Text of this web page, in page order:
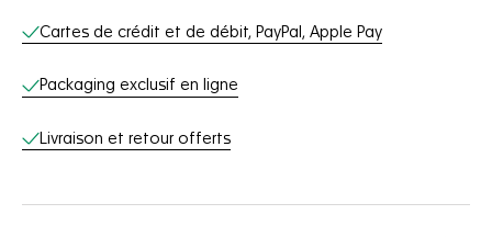
Cartes de crédit et de débit, PayPal, Apple Pay
Packaging exclusif en ligne
Livraison et retour offerts